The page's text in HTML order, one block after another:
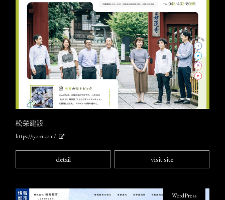
松栄建設
https://syo-ei.com/
detail visit site
WordPress